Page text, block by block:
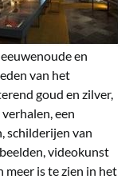
en
van het
goud en zilver,
een
schilderijen van
videokunst
meer is te zien in het